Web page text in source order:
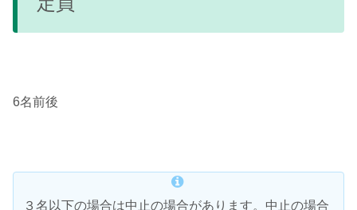
6名前後
３名以下の場合は中止の場合があります。中止の場合